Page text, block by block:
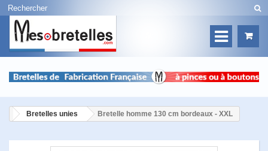
Bretelles unies Bretelle homme 130 cm bordeaux - XXL